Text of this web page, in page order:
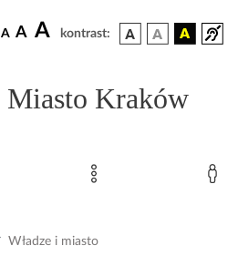
A A A kontrast:
Miasto Kraków
Władze i miasto